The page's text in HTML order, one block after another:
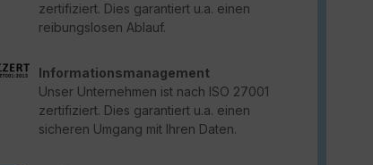
zertifiziert. Dies garantiert u.a. einen
reibungslosen Ablauf.
Informationsmanagement
Unser Unternehmen ist nach ISO 27001
zertifiziert. Dies garantiert u.a. einen
sicheren Umgang mit Ihren Daten.